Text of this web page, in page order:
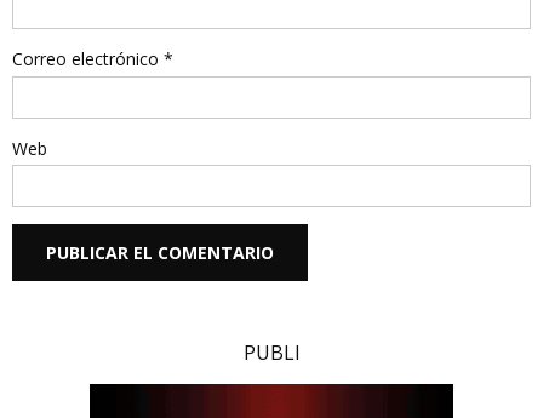
Correo electrónico *
Web
PUBLI